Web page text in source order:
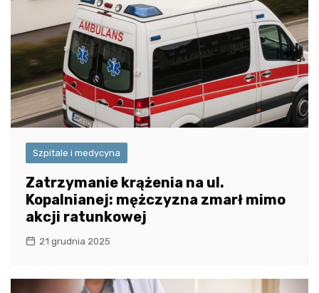
Szpitale i medycyna
Zatrzymanie krążenia na ul.
Kopalnianej: mężczyzna zmarł mimo
akcji ratunkowej
21 grudnia 2025